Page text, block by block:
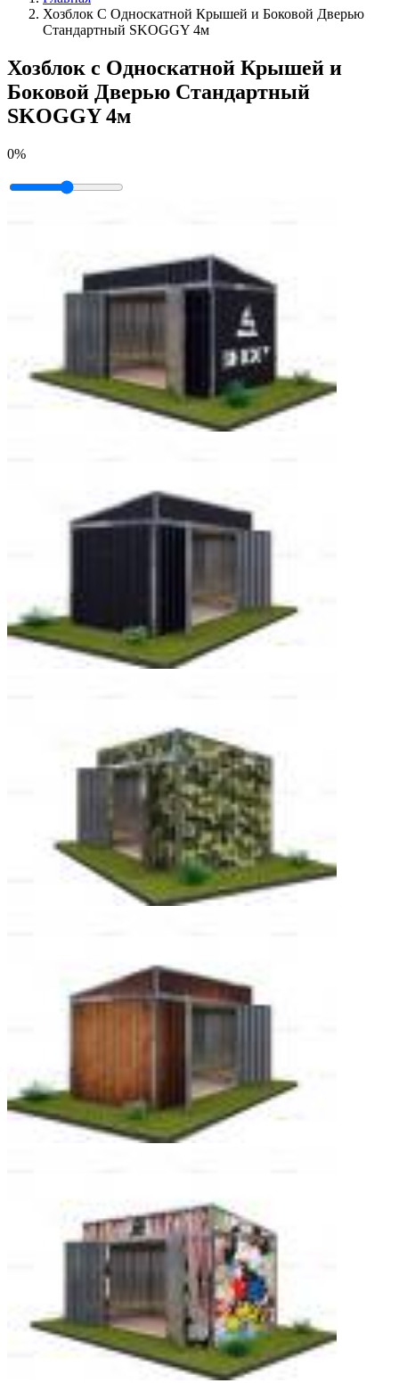
Хозблок С Односкатной Крышей и Боковой Дверью
Стандартный SKOGGY 4м
Хозблок с Односкатной Крышей и
Боковой Дверью Стандартный
SKOGGY 4м
0%